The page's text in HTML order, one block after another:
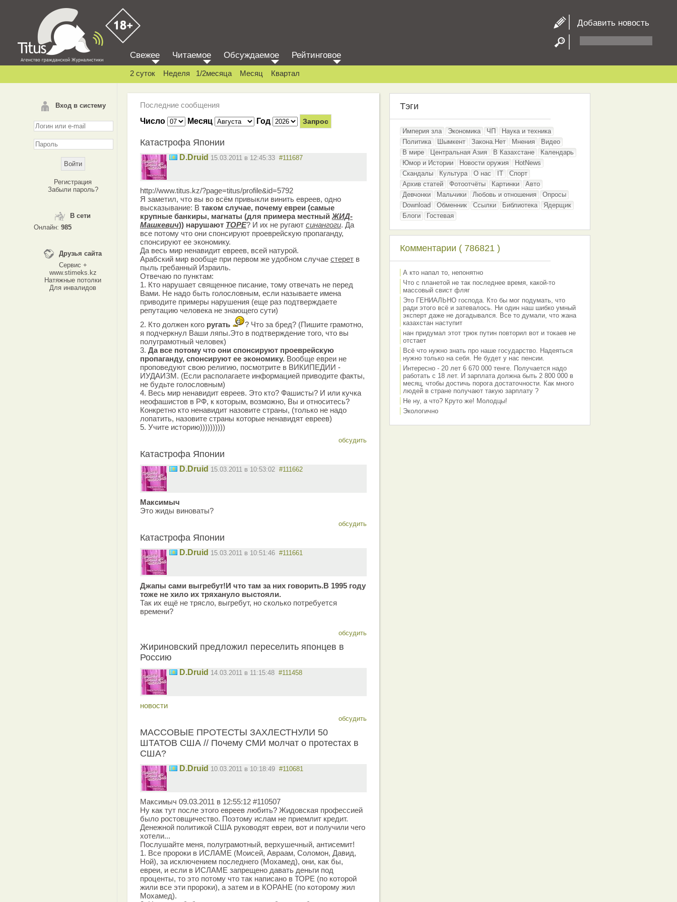
Добавить новость
Вход в систему
Регистрация
Забыли пароль?
В сети
Онлайн: 985
Друзья сайта
Сервис +
www.stimeks.kz
Натяжные потолки
Для инвалидов
Свежее Читаемое Обсуждаемое Рейтинговое
2 суток Неделя 1/2месяца Месяц Квартал
Последние сообщения
Число
Месяц Год
Катастрофа Японии
D.Druid 15.03.2011 в 12:45:33 #111687
http://www.titus.kz/?page=titus/profile&id=5792
Я заметил, что вы во всём привыкли винить евреев, одно
высказывание: В таком случае, почему евреи (самые
крупные банкиры, магнаты (для примера местный ЖИД-
Машкевич)) нарушают ТОРЕ? И их не ругают синангоги. Да
все потому что они спонсируют проеврейскую пропаганду,
спонсируют ее экономику.
Да весь мир ненавидит евреев, всей натурой.
Арабский мир вообще при первом же удобном случае стерет в
пыль гребанный Израиль.
Отвечаю по пунктам:
1. Кто нарушает священное писание, тому отвечать не перед
Вами. Не надо быть голословным, если называете имена
приводите примеры нарушения (еще раз подтверждаете
репутацию человека не знающего сути)
2. Кто должен кого ругать
? Что за бред? (Пишите грамотно,
я подчеркнул Ваши ляпы.Это в подтверждение того, что вы
полуграмотный человек)
3. Да все потому что они спонсируют проеврейскую
пропаганду, спонсируют ее экономику. Вообще евреи не
проповедуют свою религию, посмотрите в ВИКИПЕДИИ -
ИУДАИЗМ. (Если располагаете информацией приводите факты,
не будьте голословным)
4. Весь мир ненавидит евреев. Это кто? Фашисты? И или кучка
неофашистов в РФ, к которым, возможно, Вы и относитесь?
Конкретно кто ненавидит назовите страны, (только не надо
лопатить, назовите страны которые ненавидят евреев)
5. Учите историю))))))))))
обсудить
Катастрофа Японии
D.Druid 15.03.2011 в 10:53:02 #111662
Максимыч
Это жиды виноваты?
обсудить
Катастрофа Японии
D.Druid 15.03.2011 в 10:51:46 #111661
Джапы сами выгребут!И что там за них говорить.В 1995 году
тоже не хило их тряхануло выстояли.
Так их ещё не трясло, выгребут, но сколько потребуется
времени?
обсудить
Жириновский предложил переселить японцев в
Россию
D.Druid 14.03.2011 в 11:15:48 #111458
новости
обсудить
МАССОВЫЕ ПРОТЕСТЫ ЗАХЛЕСТНУЛИ 50
ШТАТОВ США // Почему СМИ молчат о протестах в
США?
D.Druid 10.03.2011 в 10:18:49 #110681
Максимыч 09.03.2011 в 12:55:12 #110507
Ну как тут после этого евреев любить? Жидовская профессией
было ростовщичество. Поэтому ислам не приемлит кредит.
Денежной политикой США руководят евреи, вот и получили чего
хотели...
Послушайте меня, полуграмотный, верхушечный, антисемит!
1. Все пророки в ИСЛАМЕ (Моисей, Авраам, Соломон, Давид,
Ной), за исключением последнего (Мохамед), они, как бы,
евреи, и если в ИСЛАМЕ запрещено давать деньги под
проценты, то это потому что так написано в ТОРЕ (по которой
жили все эти пророки), а затем и в КОРАНЕ (по которому жил
Мохамед).
Тэги
Империя зла Экономика ЧП
Наука и техника
Политика
Шымкент Закона.Нет Мнения
Видео
В мире
Центральная Азия В Казахстане
Календарь
Юмор и Истории
Новости оружия
HotNews
Скандалы
Культура О нас IT
Спорт
Архив статей
Фотоотчёты Картинки
Авто
Девчонки
Мальчики Любовь и отношения
Опросы
Download
Обменник Ссылки Библиотека
Ядерщик
Блоги
Гостевая
Комментарии ( 786821 )
А кто напал то, непонятно
Что с планетой не так последнее время, какой-то
массовый свист фляг
Это ГЕНИАЛЬНО господа. Кто бы мог подумать, что
ради этого всё и затевалось. Ни один наш шибко умный
эксперт даже не догадывался. Все то думали, что жана
казахстан наступит
нан придумал этот трюк путин повторил вот и токаев не
отстает
Всё что нужно знать про наше государство. Надеяться
нужно только на себя. Не будет у нас пенсии.
Интересно - 20 лет 6 670 000 тенге. Получается надо
работать с 18 лет. И зарплата должна быть 2 800 000 в
месяц, чтобы достичь порога достаточности. Как много
людей в стране получают такую зарплату ?
Не ну, а что? Круто же! Молодцы!
Экологично